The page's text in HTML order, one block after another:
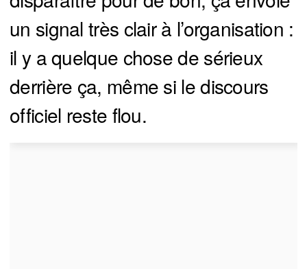
un signal très clair à l’organisation :
il y a quelque chose de sérieux
derrière ça, même si le discours
officiel reste flou.